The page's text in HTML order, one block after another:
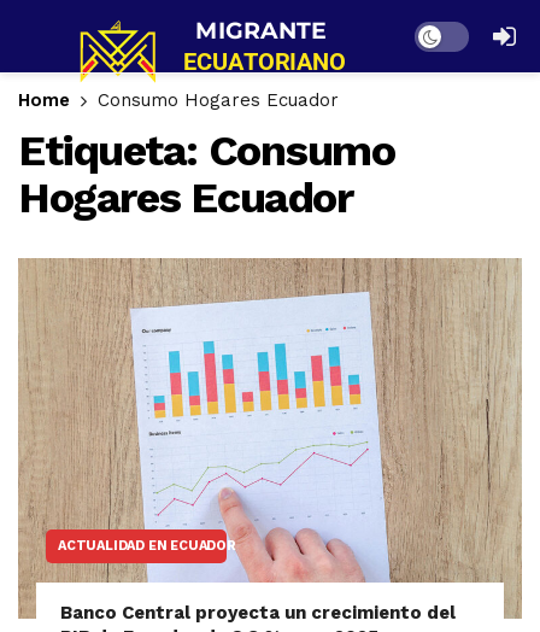
Dark mode
Home Consumo Hogares Ecuador
Etiqueta: Consumo
Hogares Ecuador
ACTUALIDAD EN ECUADOR
Banco Central proyecta un crecimiento del